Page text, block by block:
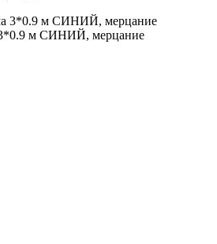
3*0.9 м СИНИЙ, мерцание